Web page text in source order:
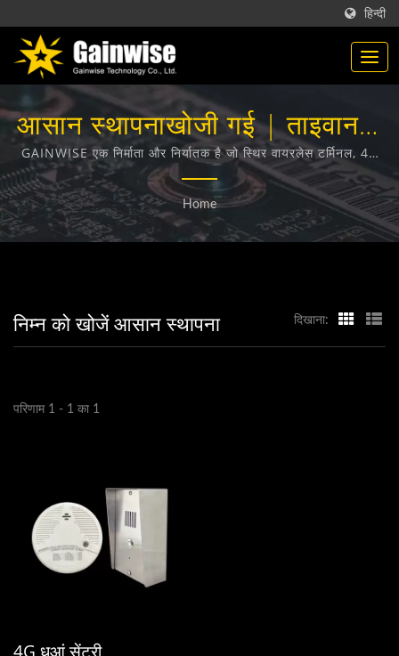
हिन्दी
आसान स्थापनाखोजी गई | ताइवान में
बने टेलीकम्यूनिकेशन उत्पाद निर्माता |
Gainwise Technology Co.,
Ltd.
GAINWISE एक निर्माता और निर्यातक है जो स्थिर वायरलेस टर्मिनल, 4G
दरवाजा इंटरकॉम, 4G गेट ओपनर और 4G स्मोक डिटेक्टर के डिजाइन,
विकास और निर्माण में विशेषज्ञता रखता है।
Home
निम्न को खोजें आसान स्थापना दिखाना:
परिणाम 1 - 1 का 1